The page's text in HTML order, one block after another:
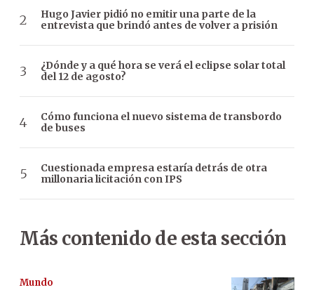
Hugo Javier pidió no emitir una parte de la
entrevista que brindó antes de volver a prisión
¿Dónde y a qué hora se verá el eclipse solar total
del 12 de agosto?
Cómo funciona el nuevo sistema de transbordo
de buses
Cuestionada empresa estaría detrás de otra
millonaria licitación con IPS
Más contenido de esta sección
Mundo